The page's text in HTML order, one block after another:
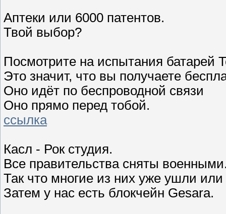
Аптеки или 6000 патентов.
Твой выбор?
Посмотрите на испытания батарей
Это значит, что вы получаете
Оно идёт по беспроводной связи
Оно прямо перед тобой.
ссылка
Касл - Рок студия.
Все правительства сняты
Так что многие из них уже ушли
Затем у нас есть блокчейн Gesara.